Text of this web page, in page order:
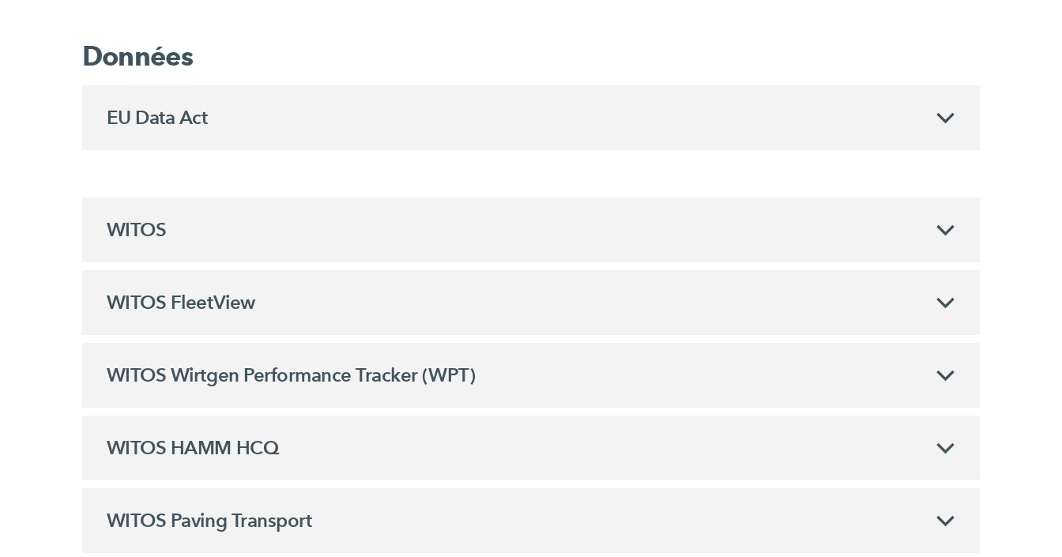
Données
EU Data Act
WITOS
WITOS FleetView
WITOS Wirtgen Performance Tracker (WPT)
WITOS HAMM HCQ
WITOS Paving Transport